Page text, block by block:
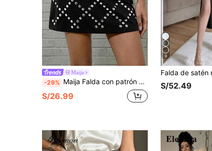
Maija
-29% Maija Falda con patrón de rombos de strass negros, adecuada para fiestas urbanas y reuniones
S/26.99
9
S/52.49